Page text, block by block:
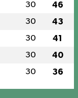
30 46
30 43
30 41
30 40
30 36